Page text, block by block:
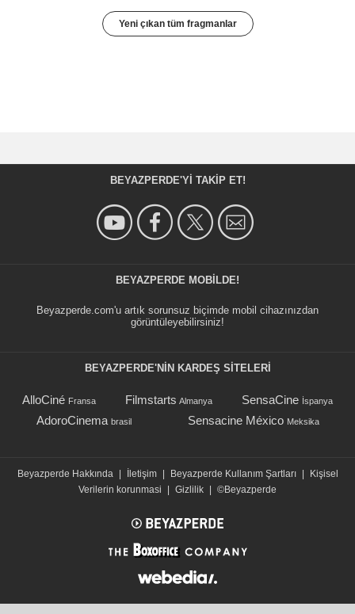
Yeni çıkan tüm fragmanlar
BEYAZPERDE'YI TAKIP ET!
BEYAZPERDE MOBILDE!
Beyazperde.com'u artık sorunsuz biçimde mobil cihazınızdan
görüntüleyebilirsiniz!
BEYAZPERDE'NIN KARDEŞ SİTELERİ
AlloCiné Fransa Filmstarts Almanya SensaCine İspanya
AdoroCinema brasil Sensacine México Meksika
Beyazperde Hakkında | İletişim | Beyazperde Kullanım Şartları |
Kişisel
Verilerin korunmasi
| Gizlilik | ©Beyazperde